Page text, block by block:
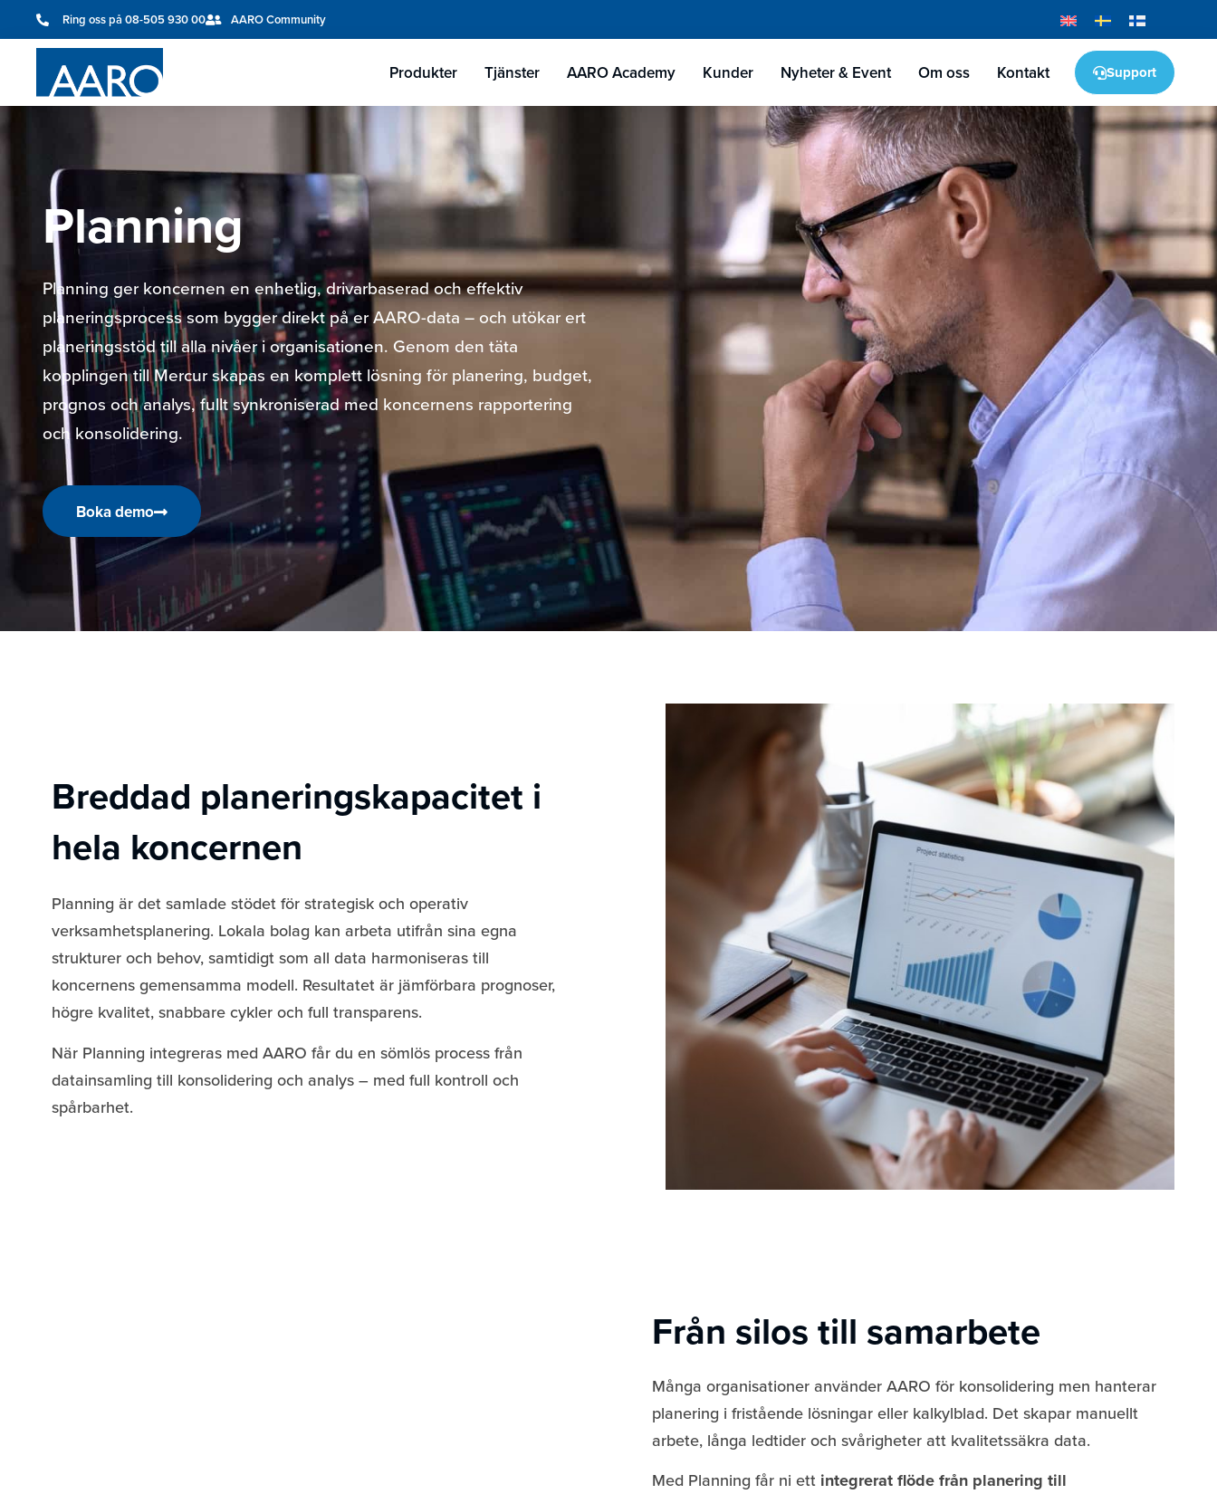
Ring oss på 08-505 930 00 AARO Community
Produkter Tjänster AARO Academy Kunder Nyheter & Event Om oss Kontakt Support
Planning
Planning ger koncernen en enhetlig, drivarbaserad och effektiv
planeringsprocess som bygger direkt på er AARO-data – och utökar ert
planeringsstöd till alla nivåer i organisationen. Genom den täta
kopplingen till Mercur skapas en komplett lösning för planering, budget,
prognos och analys, fullt synkroniserad med koncernens rapportering
och konsolidering.
Boka demo
Breddad planeringskapacitet i
hela koncernen
Planning är det samlade stödet för strategisk och operativ
verksamhetsplanering. Lokala bolag kan arbeta utifrån sina egna
strukturer och behov, samtidigt som all data harmoniseras till
koncernens gemensamma modell. Resultatet är jämförbara prognoser,
högre kvalitet, snabbare cykler och full transparens.
När Planning integreras med AARO får du en sömlös process från
datainsamling till konsolidering och analys – med full kontroll och
spårbarhet.
Från silos till samarbete
Många organisationer använder AARO för konsolidering men hanterar
planering i fristående lösningar eller kalkylblad. Det skapar manuellt
arbete, långa ledtider och svårigheter att kvalitetssäkra data.
Med Planning får ni ett integrerat flöde från planering till